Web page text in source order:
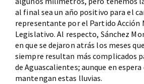
al final sea un año positivo para el
representante por el Partido Acción
Legislativo. Al respecto, Sánchez
en que se dejaron atrás los meses
siempre resultan más complicados
de Aguascalientes; aunque en espera
mantengan estas lluvias.